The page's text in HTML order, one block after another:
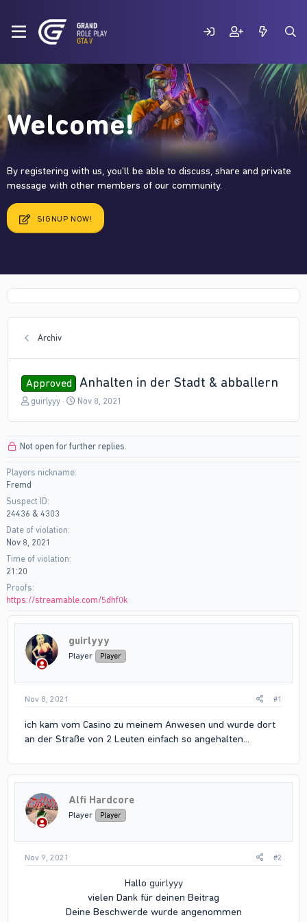
Welcome!
By registering with us, you'll be able to discuss, share and private
message with other members of our community.
SIGNUP NOW!
Archiv
Approved Anhalten in der Stadt & abballern
T
a
s
t
a
r
t
e
r
guirlyyy
S
t
Nov 8, 2021
Not open for further replies.
Players nickname
Fremd
Suspect ID
24436 & 4303
Date of violation
Nov 8, 2021
Time of violation
21:20
Proofs
https://streamable.com/5dhf0k
guirlyyy
Player Player
Nov 8, 2021 #1
ich kam vom Casino zu meinem Anwesen und wurde dort
an der Straße von 2 Leuten einfach so angehalten...
Alfi Hardcore
Player Player
Nov 9, 2021 #2
Hallo guirlyyy
vielen Dank für deinen Beitrag
Deine Beschwerde wurde angenommen